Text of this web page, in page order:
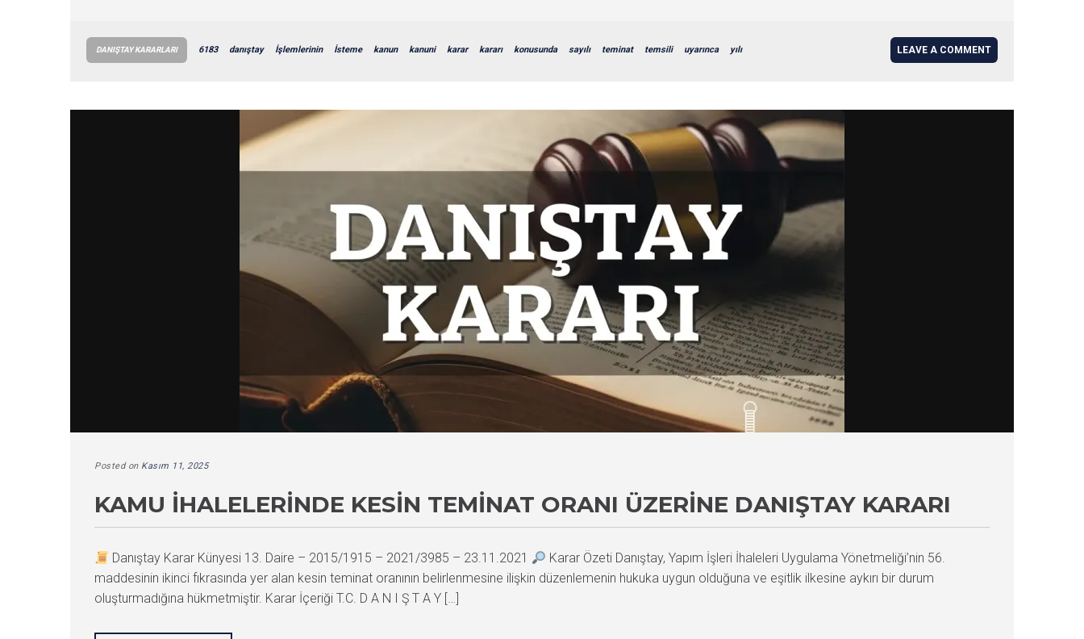
DANIŞTAY KARARLARI 6183 danıştay İşlemlerinin İsteme kanun kanuni karar kararı konusunda sayılı teminat temsili uyarınca yılı LEAVE A COMMENT
Posted on Kasım 11, 2025
KAMU İHALELERINDE KESIN TEMINAT ORANI ÜZERINE DANIŞTAY KARARI
Danıştay Karar Künyesi 13. Daire – 2015/1915 – 2021/3985 – 23.11.2021
Karar Özeti Danıştay, Yapım İşleri İhaleleri Uygulama Yönetmeliği’nin 56.
maddesinin ikinci fıkrasında yer alan kesin teminat oranının belirlenmesine ilişkin düzenlemenin hukuka uygun olduğuna ve eşitlik ilkesine aykırı bir durum
oluşturmadığına hükmetmiştir. Karar İçeriği T.C. D A N I Ş T A Y […]